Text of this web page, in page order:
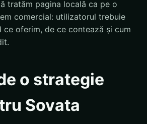
tratăm pagina locală ca pe o
comercial: utilizatorul trebuie
ce oferim, de ce contează și cum
o strategie
Sovata